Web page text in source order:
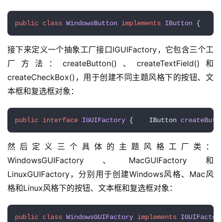
public class WindowsButton implements IButton {
接下来定义一个抽象工厂接口IGUIFactory，它包含三个工
厂方法：createButton()、createTextField()和
createCheckBox()，用于创建不同主题风格下的按钮、文
本框和复选框对象：
public interface IGUIFactory { IButton
然后定义三个具体的主题风格工厂类：
WindowsGUIFactory、MacGUIFactory和
LinuxGUIFactory，分别用于创建Windows风格、Mac风
格和Linux风格下的按钮、文本框和复选框对象：
public class WindowsGUIFactory implements